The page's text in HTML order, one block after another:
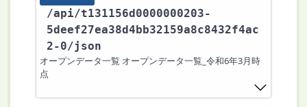
/api/t131156d0000000203-
5deef27ea38d4bb32159a8c8432f4ac
2-0/json
オープンデータ一覧 オープンデータ一覧_令和6年3月時
点